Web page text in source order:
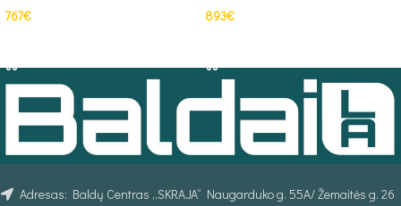
767€ 893€
Adresas: Baldų Centras „SKRAJA“ Naugarduko g. 55A/ Žemaitės g. 26